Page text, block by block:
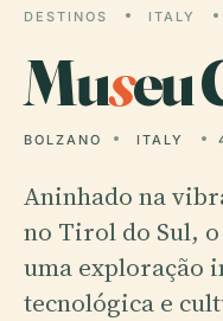
DESTINOS ITALY
Museu
BOLZANO ITALY
Aninhado na
no Tirol do Sul,
uma exploração
tecnológica e